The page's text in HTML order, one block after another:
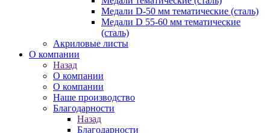
Медали D-50 мм тематические (сталь)
Медали D 55-60 мм тематические
(сталь)
Акриловые листы
О компании
Назад
О компании
О компании
Наше производство
Благодарности
Назад
Благодарности